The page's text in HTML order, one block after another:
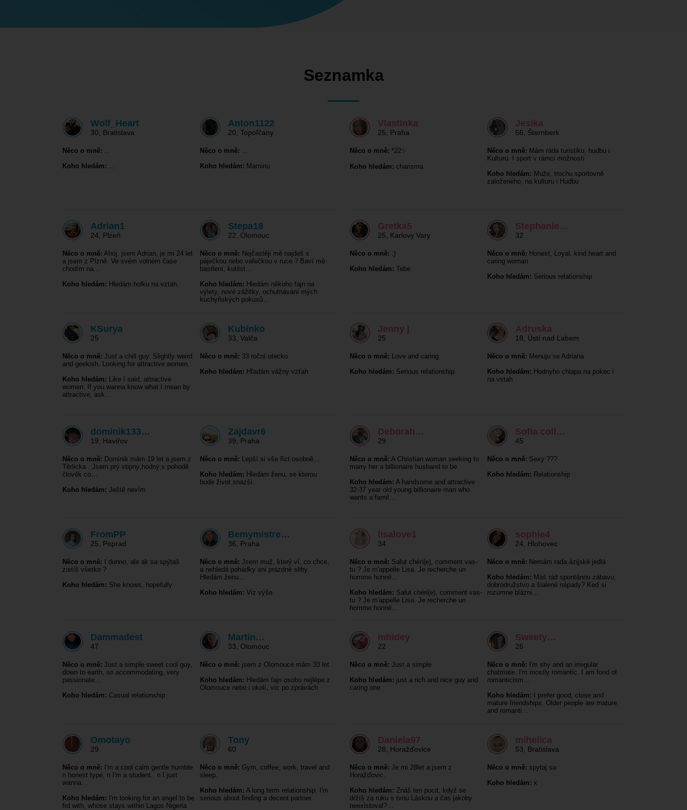
Seznamka
Wolf_Heart
30 Bratislava
Něco o mně: ...
Koho hledám: ...
Anton1122
20 Topoľčany
Něco o mně: ...
Koho hledám: Maminu
Adrian1
24 Plzeň
Něco o mně: Ahoj, jsem Adrian, je mi 24 let
a jsem z Plzně. Ve svém volném čase
chodím na…
Koho hledám: Hledám holku na vztah.
Stepa18
22 Olomouc
Něco o mně: Nejčastěji mě najdeš s
páječkou nebo vařečkou v ruce ? Baví mě
bastlení, kutilst…
Koho hledám: Hledám někoho fajn na
výlety, nové zážitky, ochutnávání mých
kuchyňských pokusů…
KSurya
25
Něco o mně: Just a chill guy. Slightly weird
and geekish. Looking for attractive women.
Koho hledám: Like I said, attractive
women. If you wanna know what I mean by
attractive, ask…
Kubinko
33 Valča
Něco o mně: 33 roční otecko
Koho hledám: Hľadám vážny vzťah
dominik133…
19 Havířov
Něco o mně: Dominik mám 19 let a jsem z
Těrlicka . Jsem prý vtipný,hodný,v pohodě
člověk co…
Koho hledám: Ještě nevím
Zajdavr6
39 Praha
Něco o mně: Lepší si vše říct osobně...
Koho hledám: Hledám ženu, se kterou
bude život snazší.
FromPP
25 Poprad
Něco o mně: I dunno, ale ak sa spýtaš
zistíš všetko ?
Koho hledám: She knows, hopefully
Bemymistre…
36 Praha
Něco o mně: Jsem muž, který ví, co chce,
a nehledá pohádky ani prázdné sliby.
Hledám ženu…
Koho hledám: Viz výše
Dammadest
47
Něco o mně: Just a simple sweet cool guy,
down to earth, so accommodating, very
passionate…
Koho hledám: Casual relationship
Martin…
33 Olomouc
Něco o mně: jsem z Olomouce mám 33 let
Koho hledám: Hledám fajn osobu nejlépe z
Olomouce nebo i okolí, víc po zprávách
Omotayo
29
Něco o mně: I'm a cool calm gentle humble
n honest type, n I'm a student.. n I just
wanna…
Koho hledám: I'm looking for an angel to be
frd with, whose stays within Lagos Nigeria
Tony
60
Něco o mně: Gym, coffee, work, travel and
sleep.
Koho hledám: A long term relationship. I'm
serious about finding a decent partner.
Vlastinka
25 Praha
Něco o mně: *22✨
Koho hledám: charisma
Jesika
56 Šternberk
Něco o mně: Mám ráda turistiku, hudbu i
Kulturu. I sport v rámci možností
Koho hledám: Muže, trochu sportovně
založeného, na kulturu i Hudbu
Gretka5
25 Karlovy Vary
Něco o mně: :)
Koho hledám: Tebe
Stephanie…
32
Něco o mně: Honest, Loyal, kind heart and
caring woman
Koho hledám: Serious relationship
Jenny j
25
Něco o mně: Love and caring
Koho hledám: Serious relationship
Adruska
18 Ústí nad Labem
Něco o mně: Menuju se Adriana
Koho hledám: Hodnyho chlapa na pokec i
na vstah
Deborah…
29
Něco o mně: A Christian woman seeking to
marry her a billionaire husband to be.
Koho hledám: A handsome and attractive
32-37 year old young billionaire man who
wants a famil…
Sofia coll…
45
Něco o mně: Sexy ???
Koho hledám: Relationship
lisalove1
34
Něco o mně: Salut chéri(e), comment vas-
tu ? Je m'appelle Lisa. Je recherche un
homme honnê…
Koho hledám: Salut chéri(e), comment vas-
tu ? Je m'appelle Lisa. Je recherche un
homme honnê…
sophie4
24 Hlohovec
Něco o mně: Nemám rada ázijské jedlá
Koho hledám: Máš rád spontánnu zábavu,
dobrodružstvo a šialené nápady? Keď si
rozumne blázni…
mhidey
22
Něco o mně: Just a simple
Koho hledám: just a rich and nice guy and
caring one
Sweety…
26
Něco o mně: I'm shy and an irregular
chatmate. I'm mostly romantic. I am fond of
romanticism…
Koho hledám: I prefer good, close and
mature friendships. Older people are mature
and romanti…
Daniela97
28 Horažďovice
Něco o mně: Je mi 28let a jsem z
Horažďovic.
Koho hledám: Znáš ten pocit, když se
držíš za ruku s tvou Láskou a čas jakoby
neexistoval?…
mihelica
53 Bratislava
Něco o mně: spytaj sa
Koho hledám: x